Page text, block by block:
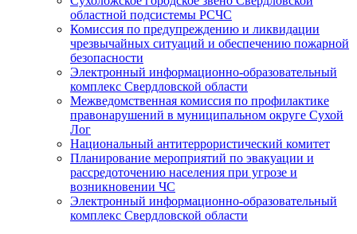
областной подсистемы РСЧС
Комиссия по предупреждению и ликвидации
чрезвычайных ситуаций и обеспечению пожарной
безопасности
Электронный информационно-образовательный
комплекс Cвердловской области
Межведомственная комиссия по профилактике
правонарушений в муниципальном округе Сухой
Лог
Национальный антитеррористический комитет
Планирование мероприятий по эвакуации и
рассредоточению населения при угрозе и
возникновении ЧС
Электронный информационно-образовательный
комплекс Свердловской области